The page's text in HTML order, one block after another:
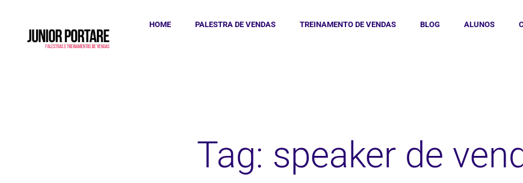
HOME PALESTRA DE VENDAS TREINAMENTO DE VENDAS BLOG ALUNOS
Tag: speaker de